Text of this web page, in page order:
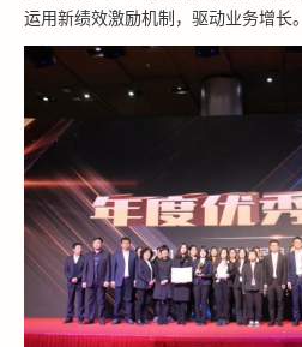
运用新绩效激励机制，驱动业务增长。